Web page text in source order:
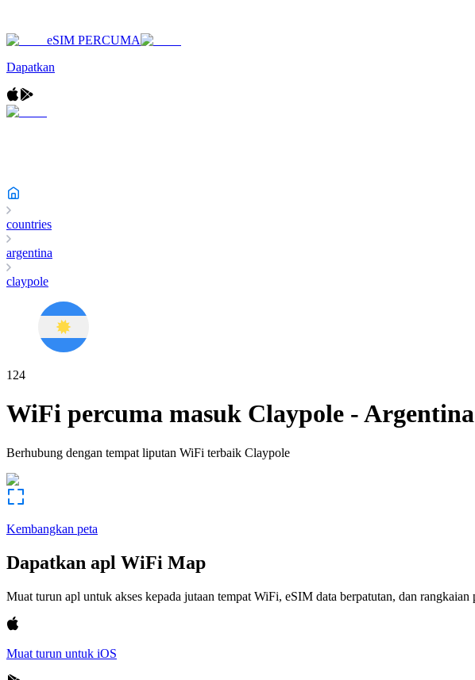
eSIM PERCUMA
Dapatkan
countries
argentina
claypole
124
WiFi percuma masuk Claypole -Argentina
Berhubung dengan tempat liputan WiFi terbaik Claypole
Kembangkan peta
Dapatkan apl WiFi Map
Muat turun apl untuk akses kepada jutaan tempat WiFi, eSIM data berpatutan, dan
Muat turun untuk iOS